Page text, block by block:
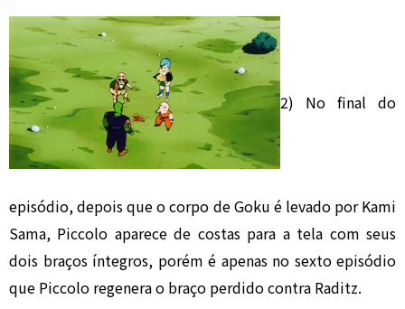
2) No final do
episódio, depois que o corpo de Goku é levado por Kami
Sama, Piccolo aparece de costas para a tela com seus
dois braços íntegros, porém é apenas no sexto episódio
que Piccolo regenera o braço perdido contra Raditz.